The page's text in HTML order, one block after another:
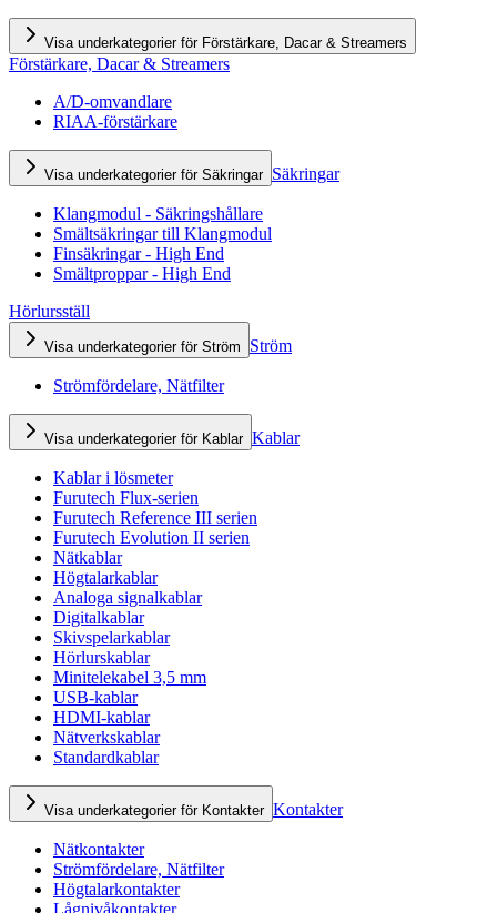
Visa underkategorier för Förstärkare, Dacar & Streamers
Förstärkare, Dacar & Streamers
A/D-omvandlare
RIAA-förstärkare
Visa underkategorier för Säkringar Säkringar
Klangmodul - Säkringshållare
Smältsäkringar till Klangmodul
Finsäkringar - High End
Smältproppar - High End
Hörlursställ
Visa underkategorier för Ström Ström
Strömfördelare, Nätfilter
Visa underkategorier för Kablar Kablar
Kablar i lösmeter
Furutech Flux-serien
Furutech Reference III serien
Furutech Evolution II serien
Nätkablar
Högtalarkablar
Analoga signalkablar
Digitalkablar
Skivspelarkablar
Hörlurskablar
Minitelekabel 3,5 mm
USB-kablar
HDMI-kablar
Nätverkskablar
Standardkablar
Visa underkategorier för Kontakter Kontakter
Nätkontakter
Strömfördelare, Nätfilter
Högtalarkontakter
Lågnivåkontakter